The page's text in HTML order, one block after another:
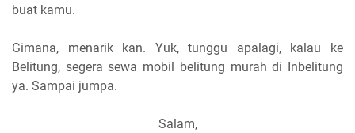
buat kamu.
Gimana, menarik kan. Yuk, tunggu apalagi, kalau ke
Belitung, segera sewa mobil belitung murah di Inbelitung
ya. Sampai jumpa.
Salam,